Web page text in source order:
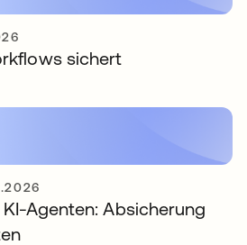
sichert
Agenten: Absicherung